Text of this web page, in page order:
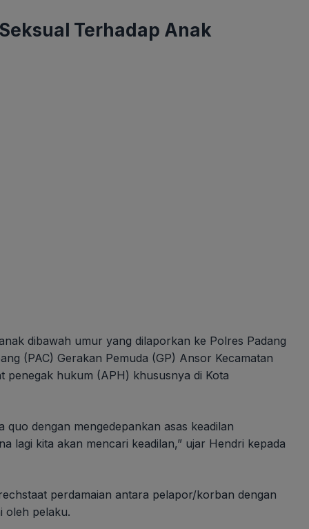
Terhadap Anak
dibawah umur yang dilaporkan ke Polres Padang
(PAC) Gerakan Pemuda (GP) Ansor Kecamatan
penegak hukum (APH) khususnya di Kota
dengan mengedepankan asas keadilan
lagi kita akan mencari keadilan,” ujar Hendri kepada
perdamaian antara pelapor/korban dengan
oleh pelaku.